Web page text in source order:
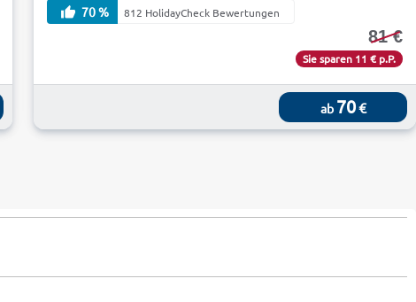
70 %
812 HolidayCheck Bewertungen
81 €
Sie sparen 11 € p.P.
ab 70€